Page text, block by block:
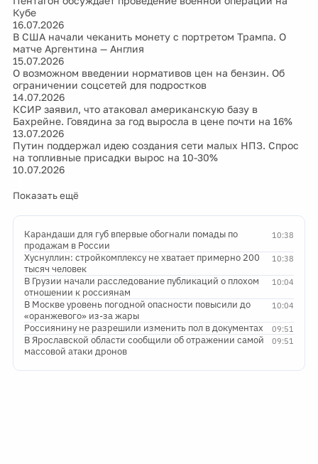
Кубе
16.07.2026
В США начали чеканить монету с портретом Трампа. О
матче Аргентина — Англия
15.07.2026
О возможном введении нормативов цен на бензин. Об
ограничении соцсетей для подростков
14.07.2026
КСИР заявил, что атаковал американскую базу в
Бахрейне. Говядина за год выросла в цене почти на 16%
13.07.2026
Путин поддержал идею создания сети малых НПЗ. Спрос
на топливные присадки вырос на 10-30%
10.07.2026
Показать ещё
10:38
Карандаши для губ впервые обогнали помады по
продажам в России
10:38
Хуснуллин: стройкомплексу не хватает примерно 200
тысяч человек
10:04
В Грузии начали расследование публикаций о плохом
отношении к россиянам
10:04
В Москве уровень погодной опасности повысили до
«оранжевого» из-за жары
09:51
Россиянину не разрешили изменить пол в документах
09:51
В Ярославской области сообщили об отражении самой
массовой атаки дронов